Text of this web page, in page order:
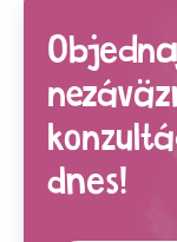
dnes!